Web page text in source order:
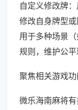
自定义修改牌
修改自身牌型
用于多种场景
规则，维护公平
聚焦相关游戏功
微乐海南麻将